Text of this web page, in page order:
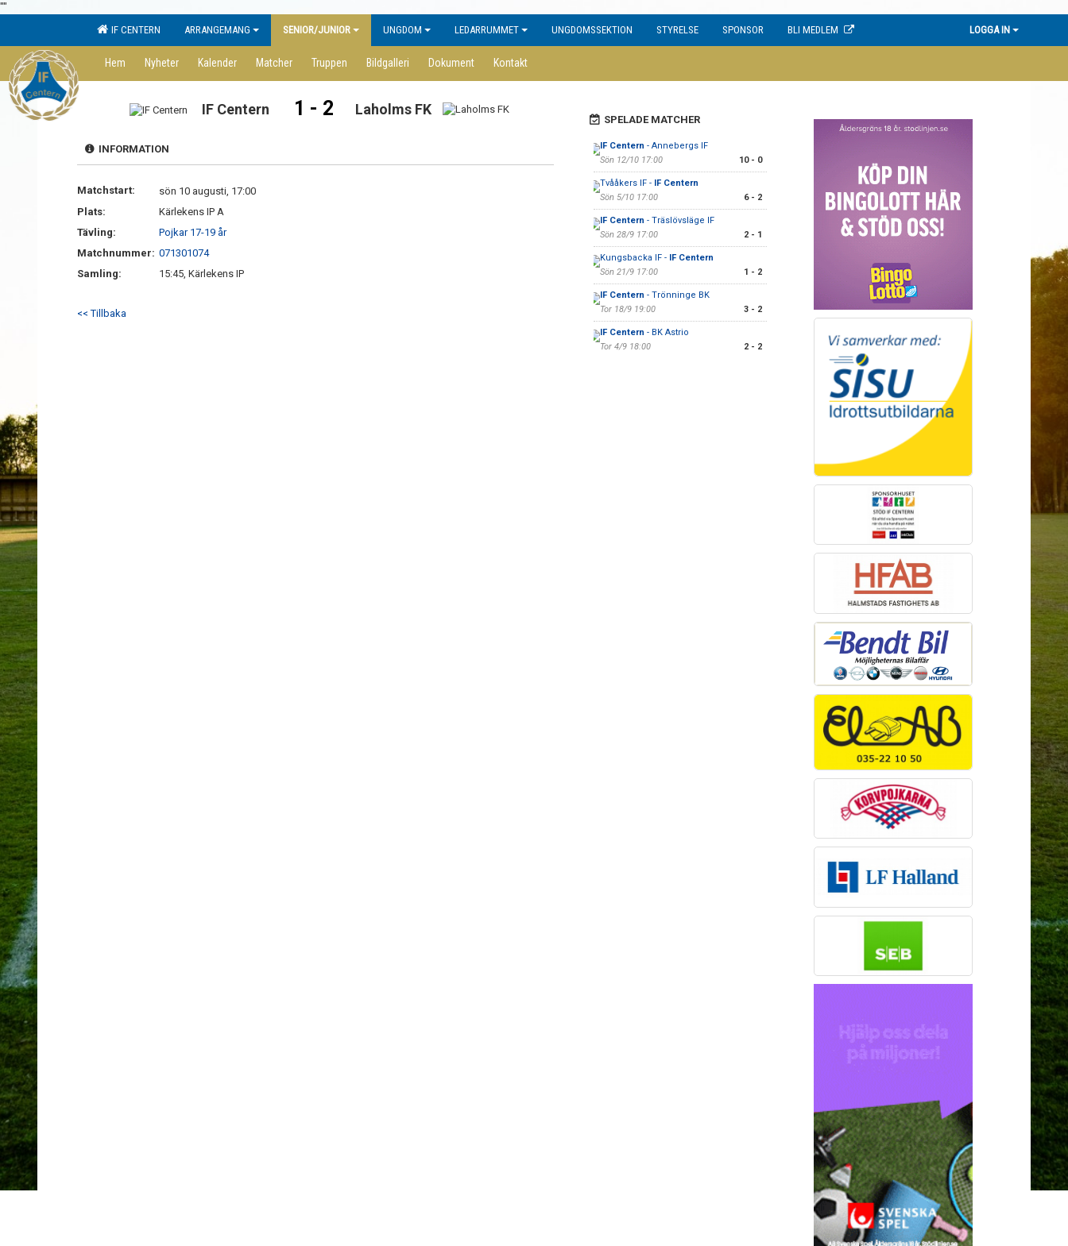
""
IF CENTERN
ARRANGEMANG SENIOR/JUNIOR UNGDOM LEDARRUMMET UNGDOMSSEKTION STYRELSE SPONSOR BLI MEDLEM LOGGA IN
Hem Nyheter Kalender Matcher Truppen Bildgalleri Dokument Kontakt
IF Centern 1 - 2 Laholms FK
INFORMATION
Matchstart:
sön 10 augusti, 17:00
Plats:
Kärlekens IP A
Tävling:
Pojkar 17-19 år
Matchnummer: 071301074
Samling:
15:45, Kärlekens IP
<< Tillbaka
SPELADE MATCHER
IF Centern - Annebergs IF
Sön 12/10 17:00
10 - 0
Tvååkers IF - IF Centern
Sön 5/10 17:00
6 - 2
IF Centern - Träslövsläge IF
Sön 28/9 17:00
2 - 1
Kungsbacka IF - IF Centern
Sön 21/9 17:00
1 - 2
IF Centern - Trönninge BK
Tor 18/9 19:00
3 - 2
IF Centern - BK Astrio
Tor 4/9 18:00
2 - 2